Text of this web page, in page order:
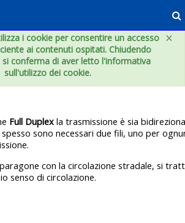
×
i cookie per consentire un accesso
ai contenuti ospitati. Chiudendo
conferma di aver letto l'informativa
sull'utilizzo dei cookie.
Full Duplexla trasmissione è sia
sono necessari due fili, uno per
con la circolazione stradale, si
senso di circolazione.